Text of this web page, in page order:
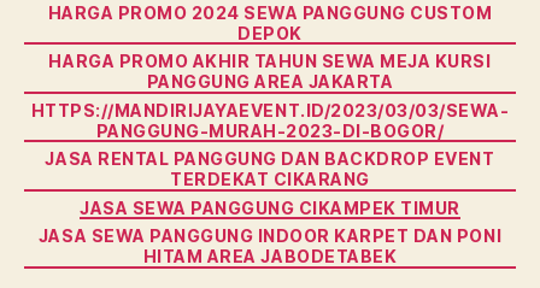
HARGA PROMO 2024 SEWA PANGGUNG CUSTOM
DEPOK
HARGA PROMO AKHIR TAHUN SEWA MEJA KURSI
PANGGUNG AREA JAKARTA
HTTPS://MANDIRIJAYAEVENT.ID/2023/03/03/SEWA-
PANGGUNG-MURAH-2023-DI-BOGOR/
JASA RENTAL PANGGUNG DAN BACKDROP EVENT
TERDEKAT CIKARANG
JASA SEWA PANGGUNG CIKAMPEK TIMUR
JASA SEWA PANGGUNG INDOOR KARPET DAN PONI
HITAM AREA JABODETABEK